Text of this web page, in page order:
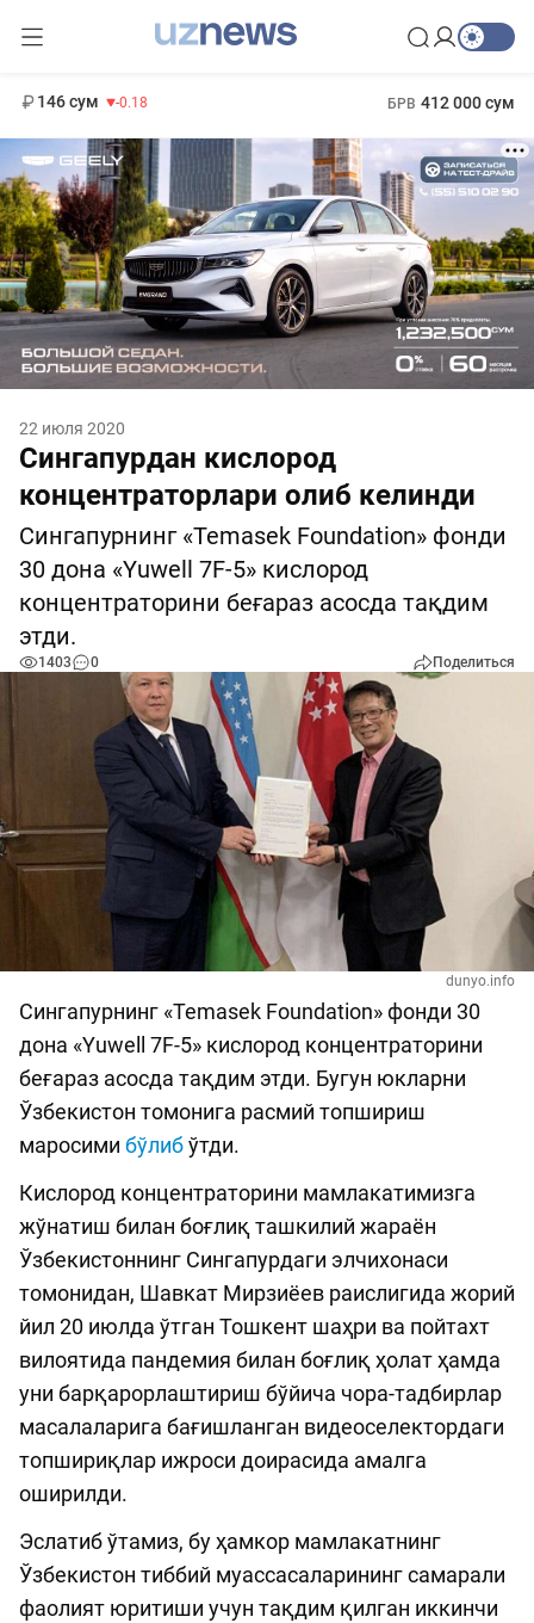
146 сум -0.18 БРВ 412 000 сум
22 июля 2020
Cингапурдан кислород
концентраторлари олиб келинди
Cингапурнинг «Temasek Foundation» фонди
30 дона «Yuwell 7F-5» кислород
концентраторини беғараз асосда тақдим
этди.
1403 0 Поделиться
dunyo.info
Cингапурнинг «Temasek Foundation» фонди 30
дона «Yuwell 7F-5» кислород концентраторини
беғараз асосда тақдим этди. Бугун юкларни
Ўзбекистон томонига расмий топшириш
маросими бўлибўтди.
Кислород концентраторини мамлакатимизга
жўнатиш билан боғлиқ ташкилий жараён
Ўзбекистоннинг Cингапурдаги элчихонаси
томонидан, Шавкат Мирзиёев раислигида жорий
йил 20 июлда ўтган Тошкент шаҳри ва пойтахт
вилоятида пандемия билан боғлиқ ҳолат ҳамда
уни барқарорлаштириш бўйича чора-тадбирлар
масалаларига бағишланган видеоселектордаги
топшириқлар ижроси доирасида амалга
оширилди.
Эслатиб ўтамиз, бу ҳамкор мамлакатнинг
Ўзбекистон тиббий муассасаларининг самарали
фаолият юритиши учун тақдим қилган иккинчи